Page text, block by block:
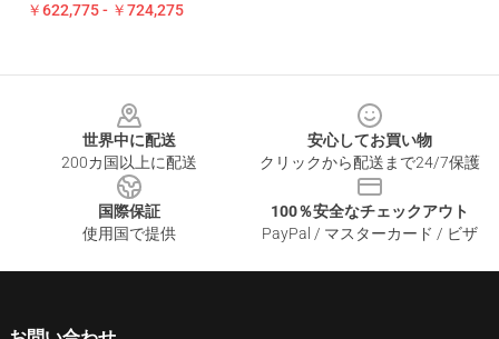
￥622,775 - ￥724,275
世界中に配送
200カ国以上に配送
安心してお買い物
クリックから配送まで24/7保護
国際保証
使用国で提供
100％安全なチェックアウト
PayPal / マスターカード / ビザ